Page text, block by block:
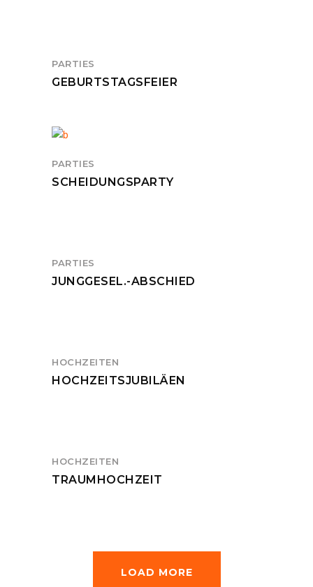
PARTIES
GEBURTSTAGSFEIER
PARTIES
SCHEIDUNGSPARTY
PARTIES
JUNGGESEL.-ABSCHIED
HOCHZEITEN
HOCHZEITSJUBILÄEN
HOCHZEITEN
TRAUMHOCHZEIT
LOAD MORE